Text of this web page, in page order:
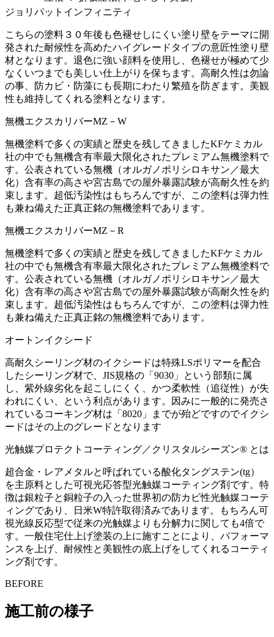
ジョリパットインフィニティ
こちらの塗料３０年後も色褪せしにくい塗り壁をテーマに開
発された耐候性を高めたハイグレードタイプの意匠性塗り壁
材となります。退色に強い顔料を使用し、色褪せが極めて少
なくいつまでも美しい仕上がりを保ちます。高耐久性は勿論
の事、防カビ・防藻にも長期にわたり繁殖を防ぎます。美観
性も維持してくれる塗料となります。
無機エクスカリバーMZ－W
無機塗料で多くの実績と歴史を残してきましたKFケミカル
社の中でも無機含有率最大限化されたプレミアム無機塗料で
す。公表されている無機（オルガノポリシロキサン／最大
化）含有率の高さや宮古島での屋外暴露試験が高耐久性を約
束します。超低汚染性はもちろんですが、この塗料は弾力性
も兼ね備えた正真正銘の無機塗料であります。
無機エクスカリバーMZ－R
無機塗料で多くの実績と歴史を残してきましたKFケミカル
社の中でも無機含有率最大限化されたプレミアム無機塗料で
す。公表されている無機（オルガノポリシロキサン／最大
化）含有率の高さや宮古島での屋外暴露試験が高耐久性を約
束します。超低汚染性はもちろんですが、この塗料は弾力性
も兼ね備えた正真正銘の無機塗料であります。
オートンイクシード
高耐久シーリング材のイクシードは特殊LSポリマーを配合
したシーリング材で、JIS規格の「9030」という部類に属
し、紫外線劣化を起こしにくく、かつ柔軟性（追従性）が失
われにくい、という利点があります。因みに一般的に発売さ
れているコーキング材は「8020」までが殆どですのでイクシ
ードはその上のグレードとなります
光触媒プロテクトコーティング／クリスタルシーズン® とは
超合金・レアメタルと呼ばれている酸化タングステン(tg）
を主原料とした可視光応答型光触媒コーティング剤です。特
徴は銀粒子と銅粒子の入った世界初の防カビ性光触媒コーテ
ィングであり、日米W特許取得済みであります。もちろん可
視光線反応型で従来の光触媒よりも分解力に関しても4倍で
す。一般住宅仕上げ塗装の上に施すことにより、パフォーマ
ンスを上げ、耐候性と美観性の底上げをしてくれるコーティ
ング剤です。
BEFORE
施工前の様子